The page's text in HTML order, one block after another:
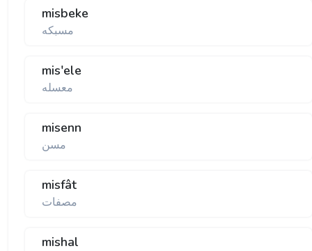
misbeke
مسبكه
mis'ele
معسله
misenn
مسن
misfât
مصفات
mishal